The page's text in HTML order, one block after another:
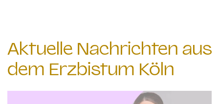
Aktuelle Nachrichten aus
dem Erzbistum Köln